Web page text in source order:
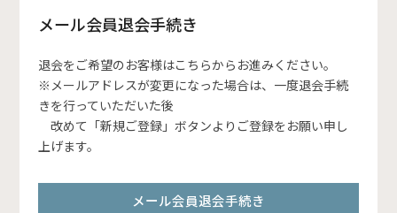
メール会員退会手続き
退会をご希望のお客様はこちらからお進みください。
※メールアドレスが変更になった場合は、一度退会手続
きを行っていただいた後
改めて「新規ご登録」ボタンよりご登録をお願い申し
上げます。
メール会員退会手続き